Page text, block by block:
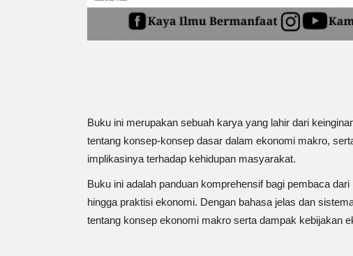
Buku ini merupakan sebuah karya yang lahir dari
tentang konsep-konsep dasar dalam ekonomi makro,
implikasinya terhadap kehidupan masyarakat.
Buku ini adalah panduan komprehensif bagi pembaca
hingga praktisi ekonomi. Dengan bahasa jelas dan
tentang konsep ekonomi makro serta dampak kebijakan